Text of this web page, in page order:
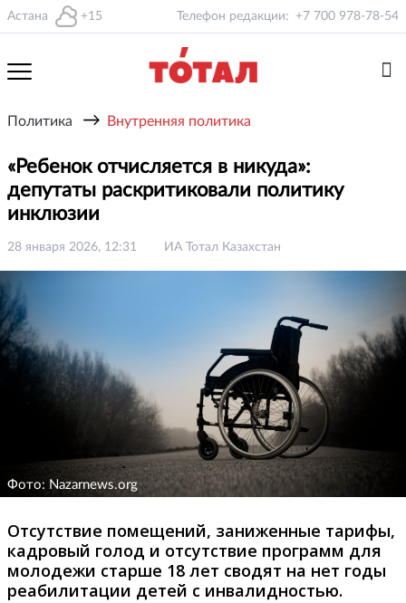
Астана +15 Телефон редакции: +7 700 978-78-54
Политика → Внутренняя политика
«Ребенок отчисляется в никуда»:
депутаты раскритиковали политику
инклюзии
28 января 2026, 12:31 ИА Тотал Казахстан
Фото: Nazarnews.org
Отсутствие помещений, заниженные тарифы,
кадровый голод и отсутствие программ для
молодежи старше 18 лет сводят на нет годы
реабилитации детей с инвалидностью.